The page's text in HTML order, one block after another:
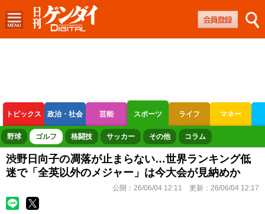
トピックス 政治・社会 芸能 スポーツ ライフ マネー
ボートレース 競輪 オートレース
野球 ゴルフ 格闘技 サッカー その他 コラム
渋野日向子の凋落が止まらない…世界ランキング低
迷で「全英以外のメジャー」は今大会が見納めか
公開： 26/06/04 12:11 更新： 26/06/04 12:17